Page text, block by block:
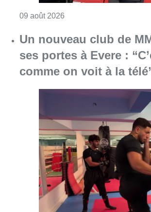
09 août 2026
Un nouveau club de
ses portes à Evere :
comme on voit à la